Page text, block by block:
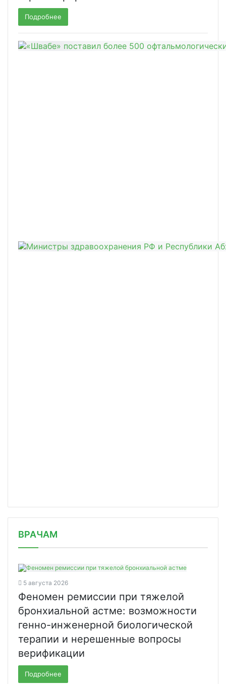
Подробнее
ВРАЧАМ
5 августа 2026
Феномен ремиссии при тяжелой
бронхиальной астме: возможности
генно-инженерной биологической
терапии и нерешенные вопросы
верификации
Подробнее